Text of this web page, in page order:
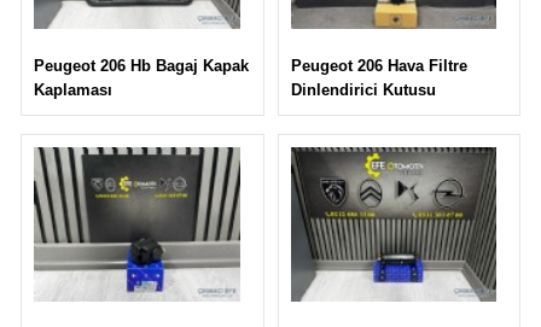
Peugeot 206 Hb Bagaj Kapak
Kaplaması
Peugeot 206 Hava Filtre
Dinlendirici Kutusu